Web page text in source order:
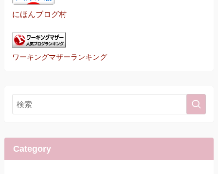
にほんブログ村
ワーキングマザーランキング
Category